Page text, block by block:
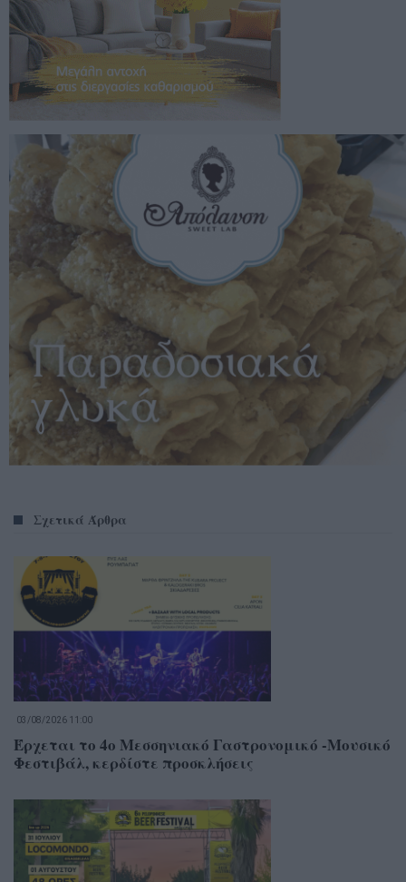
Σχετικά Άρθρα
03/08/2026 11:00
Έρχεται το 4ο Μεσσηνιακό Γαστρονομικό -Μουσικό
Φεστιβάλ, κερδίστε προσκλήσεις